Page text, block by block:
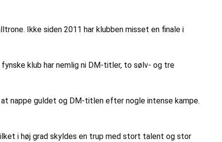
Ikke siden 2011 har klubben misset en finale i
klub har nemlig ni DM-titler, to sølv- og tre
at nappe guldet og DM-titlen efter nogle intense kampe.
i høj grad skyldes en trup med stort talent og stor